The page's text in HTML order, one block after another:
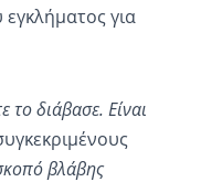
για
το διάβασε. Είναι
βλάβης